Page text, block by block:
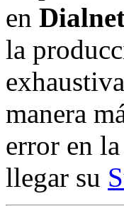
en
la
manera
error en
llegar su